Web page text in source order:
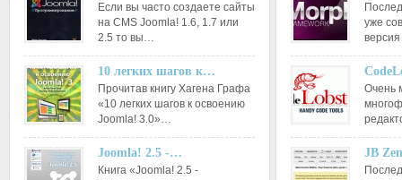
Если вы часто создаете сайты
на CMS Joomla! 1.6, 1.7 или
2.5 то вы…
10 легких шагов к…
Прочитав книгу Хагена Графа
«10 легких шагов к освоению
Joomla! 3.0»…
Joomla! 2.5 -…
Книга «Joomla! 2.5 -
уже
Очень
JB